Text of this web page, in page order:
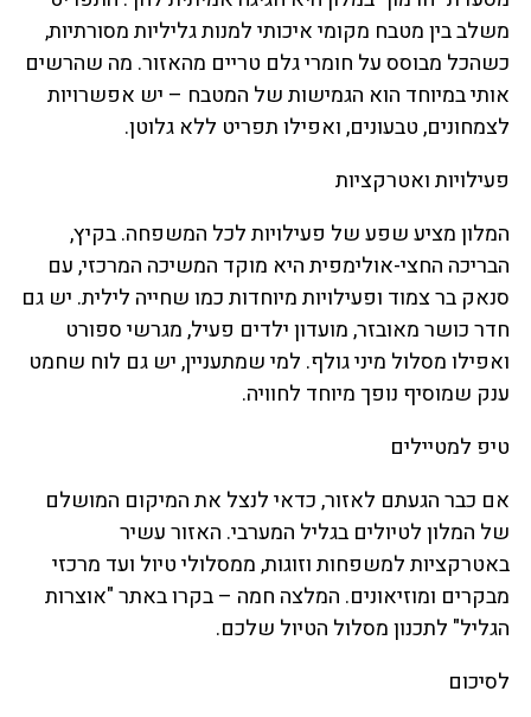
משלב בין מטבח מקומי איכותי למנות גליליות מסורתיות,
כשהכל מבוסס על חומרי גלם טריים מהאזור. מה שהרשים
אותי במיוחד הוא הגמישות של המטבח – יש אפשרויות
לצמחונים, טבעונים, ואפילו תפריט ללא גלוטן.
פעילויות ואטרקציות
המלון מציע שפע של פעילויות לכל המשפחה. בקיץ,
הבריכה החצי-אולימפית היא מוקד המשיכה המרכזי, עם
סנאק בר צמוד ופעילויות מיוחדות כמו שחייה לילית. יש גם
חדר כושר מאובזר, מועדון ילדים פעיל, מגרשי ספורט
ואפילו מסלול מיני גולף. למי שמתעניין, יש גם לוח שחמט
ענק שמוסיף נופך מיוחד לחוויה.
טיפ למטיילים
אם כבר הגעתם לאזור, כדאי לנצל את המיקום המושלם
של המלון לטיולים בגליל המערבי. האזור עשיר
באטרקציות למשפחות וזוגות, ממסלולי טיול ועד מרכזי
מבקרים ומוזיאונים. המלצה חמה – בקרו באתר "אוצרות
הגליל" לתכנון מסלול הטיול שלכם.
לסיכום